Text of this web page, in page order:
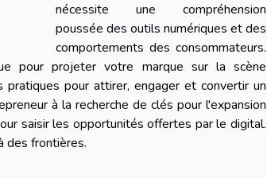
nécessite une compréhension
poussée des outils numériques et des
comportements des consommateurs.
pour projeter votre marque sur la scène
pour attirer, engager et convertir un
à la recherche de clés pour l'expansion
saisir les opportunités offertes par le digital.
des frontières.